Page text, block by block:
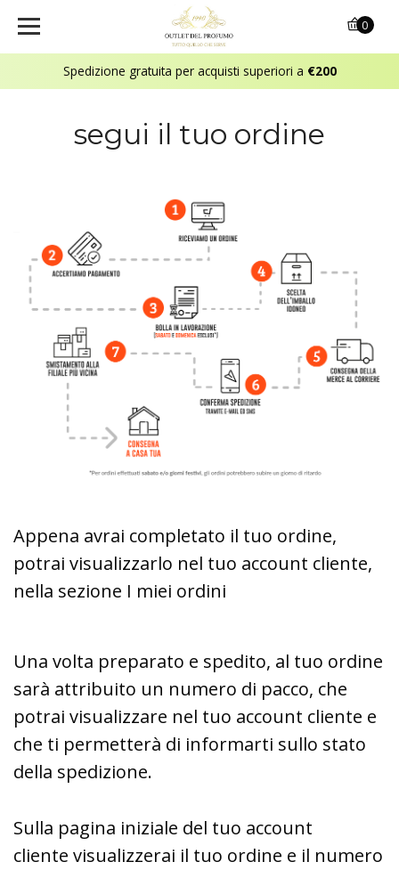
Spedizione gratuita per acquisti superiori a €200
0
segui il tuo ordine
Appena avrai completato il tuo ordine,
potrai visualizzarlo nel tuo account cliente,
nella sezione I miei ordini
Una volta preparato e spedito, al tuo ordine
sarà attribuito un numero di pacco, che
potrai visualizzare nel tuo account cliente e
che ti permetterà di informarti sullo stato
della spedizione.
Sulla pagina iniziale del tuo account
cliente visualizzerai il tuo ordine e il numero